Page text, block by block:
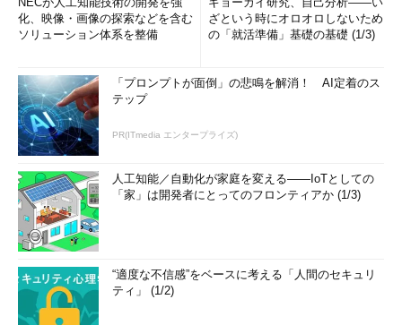
化、映像・画像の探索などを含む
ソリューション体系を整備
ざという時にオロオロしないため
の「就活準備」基礎の基礎 (1/3)
「プロンプトが面倒」の悲鳴を解消！ AI定着のス
テップ
PR(ITmedia エンタープライズ)
人工知能／自動化が家庭を変える――IoTとしての
「家」は開発者にとってのフロンティアか (1/3)
“適度な不信感”をベースに考える「人間のセキュリ
ティ」 (1/2)